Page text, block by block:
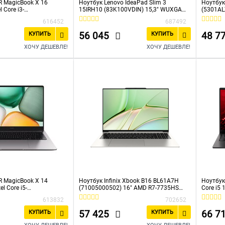
MagicBook X 16
Core i3-
16"/IPS/FHD+/6
616452
КУПИТЬ
ХОЧУ ДЕШЕВЛЕ!
Ноутбук Lenovo IdeaPad Slim 3
15IRH10 (83K100VDIN) 15,3" WUXGA
IPS 300N/i5-13420H/8Gb/512Gb
SSD/UMA/no OS/Luna Grey
687492
56 045
КУПИТЬ
ХОЧУ ДЕШЕВЛЕ!
1315U/
0Hz/
48
MagicBook X 14
Core i5-
14"/IPS/FHD
(5301ALWW)613832
КУПИТЬ
Ноутбук Infinix Xbook B16 BL61A7H
(71005000502) 16" AMD R7-7735HS
16/512Gb Win Grey
702652
57 425
КУПИТЬ
Core i5
UHD
66